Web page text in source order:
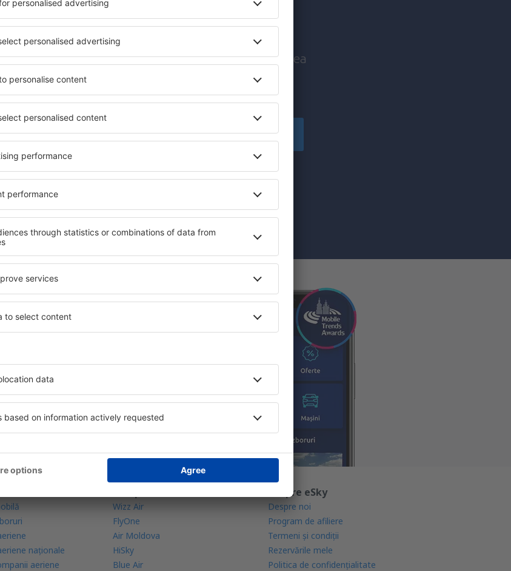
mult cu mai puțin
break-uri, vacanțe – profită de ofertele unice înaintea
tuturor.
doar ce e mai bun, pe cuvânt de turişti!
Înscriere
la prețuri avantajoase în newsletter-ul nostru.Sunt de acord să primesc
(sub formă de newsletter) de la eSky.pl S.A. la adresa de e-mail pe care am
mai sus, furnizarea adresei de e-mail și apăsarea butonului „Înscriere”
noastră
ţi convenabil
aplicație din categoria călătoriilor
la îndemână
tale într-un singur loc
naţionale
aeriene
Wizz Air
FlyOne
Air Moldova
HiSky
Blue Air
Despre eSky
Despre noi
Program de afiliere
Termeni şi condiţii
Rezervările mele
Politica de confidențialitate